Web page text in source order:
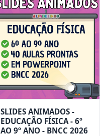
SLIDES ANIMADOS -
EDUCAÇÃO FÍSICA - 6º
AO 9º ANO - BNCC 2026